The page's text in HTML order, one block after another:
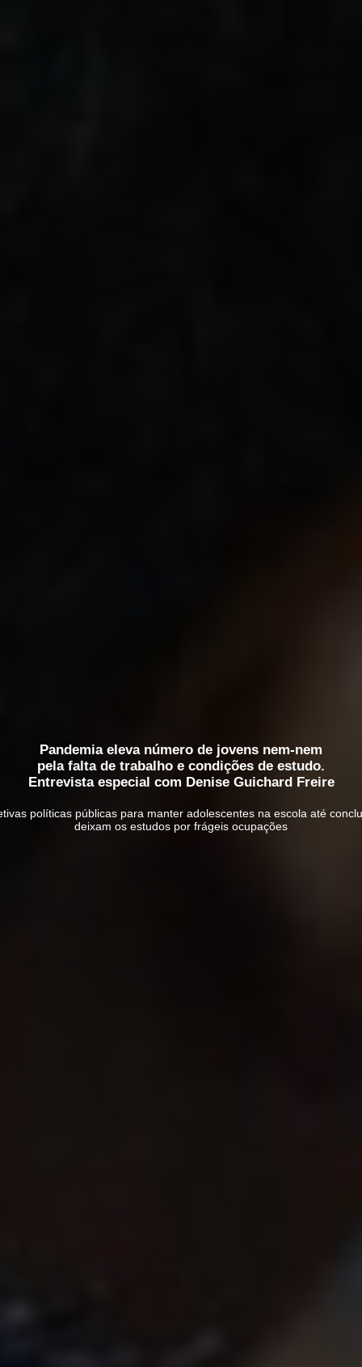
Pandemia eleva número de jovens nem-nem
pela falta de trabalho e condições de estudo.
Entrevista especial com Denise Guichard Freire
políticas públicas para manter adolescentes na escola até
deixam os estudos por frágeis ocupações